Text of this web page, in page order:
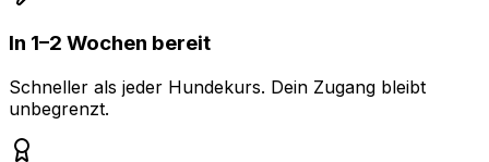
In 1–2 Wochen bereit
Schneller als jeder Hundekurs. Dein Zugang bleibt
unbegrenzt.